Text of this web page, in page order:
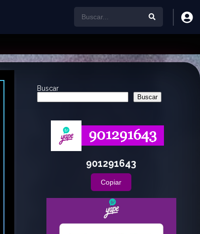
Buscar
Buscar
901291643
Copiar